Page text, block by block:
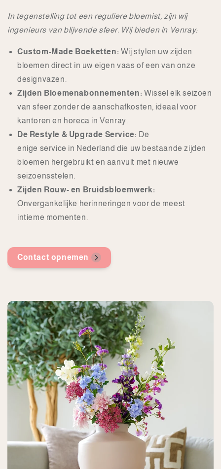
In tegenstelling tot een reguliere bloemist, zijn wij
ingenieurs van blijvende sfeer. Wij bieden in Venray:
Custom-Made Boeketten: Wij stylen uw zijden
bloemen direct in uw eigen vaas of een van onze
designvazen.
Zijden Bloemenabonnementen: Wissel elk seizoen
van sfeer zonder de aanschafkosten, ideaal voor
kantoren en horeca in Venray.
De Restyle & Upgrade Service: De
enige service in Nederland die uw bestaande zijden
bloemen hergebruikt en aanvult met nieuwe
seizoensstelen.
Zijden Rouw- en Bruidsbloemwerk:
Onvergankelijke herinneringen voor de meest
intieme momenten.
Contact opnemen